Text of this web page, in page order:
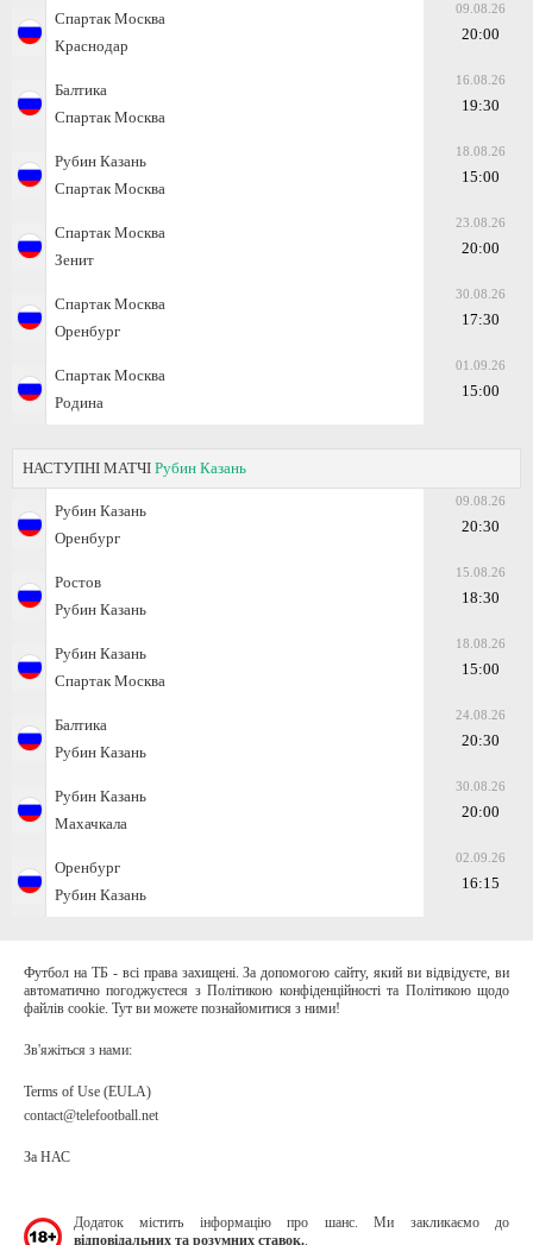
Спартак Москва
Краснодар
09.08.26
20:00
Балтика
Спартак Москва
16.08.26
19:30
Рубин Казань
Спартак Москва
18.08.26
15:00
Спартак Москва
Зенит
23.08.26
20:00
Спартак Москва
Оренбург
30.08.26
17:30
Спартак Москва
Родина
01.09.26
15:00
НАСТУПНІ МАТЧІ Рубин Казань
Рубин Казань
Оренбург
09.08.26
20:30
Ростов
Рубин Казань
15.08.26
18:30
Рубин Казань
Спартак Москва
18.08.26
15:00
Балтика
Рубин Казань
24.08.26
20:30
Рубин Казань
Махачкала
30.08.26
20:00
Оренбург
Рубин Казань
02.09.26
16:15
Футбол на ТБ - всі права захищені. За допомогою сайту, який ви відвідуєте, ви
автоматично погоджуєтеся з Політикою конфіденційності та Політикою щодо
файлів cookie. Тут ви можете познайомитися з ними!
Зв'яжіться з нами:
Terms of Use (EULA)
contact@telefootball.net
За НАС
Додаток містить інформацію про шанс. Ми закликаємо до
відповідальних та розумних ставок.